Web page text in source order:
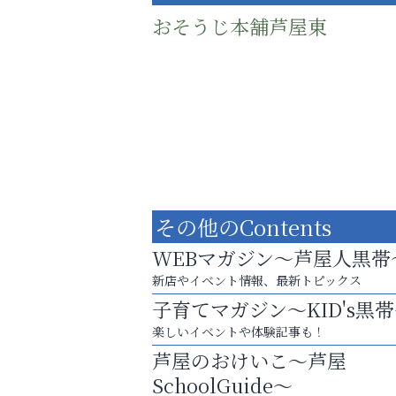
おそうじ本舗芦屋東
梅雨でカビが繁殖する前に！
エアコン掃除は“今”が最適
芦屋人~あしやびと~
その他のContents
WEBマガジン～芦屋人黒帯
新店やイベント情報、最新トピックス
子育てマガジン～KID's黒
楽しいイベントや体験記事も！
芦屋のおけいこ～芦屋
SchoolGuide～